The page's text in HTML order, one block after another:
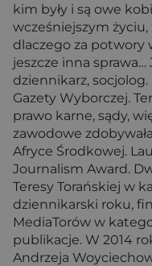
kim były i są owe
wcześniejszym życiu,
dlaczego za potwory
jeszcze inna
dziennikarz,
Gazety Wyborczej.
prawo karne, sądy,
zawodowe
Afryce Środkowej.
Journalism Award.
Teresy Torańskiej w
dziennikarski roku,
MediaTorów w
publikacje. W 2014
Andrzeja